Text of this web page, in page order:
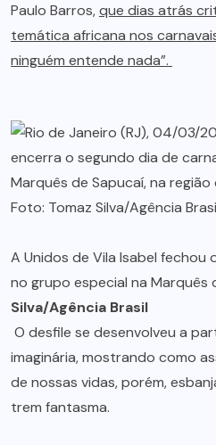
Paulo Barros,que dias atrás
temática africana nos
ninguém entende nada”.
A Unidos de Vila Isabel fechou
no grupo especial na Marquês
Silva/Agência Brasil
O desfile se desenvolveu a
imaginária, mostrando como
de nossas vidas, porém,
trem fantasma.